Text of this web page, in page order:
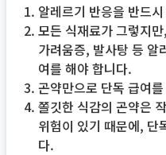
알레르기 반응을 반드
모든 식재료가 그렇지
가려움증, 발사탕 등 알
여를 해야 합니다.
곤약만으로 단독 급여
쫄깃한 식감의 곤약은
위험이 있기 때문에, 단
다.